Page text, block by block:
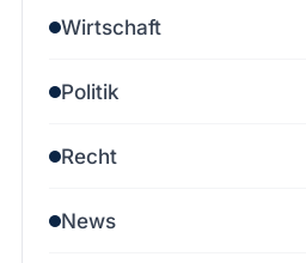
Wirtschaft
Politik
Recht
News